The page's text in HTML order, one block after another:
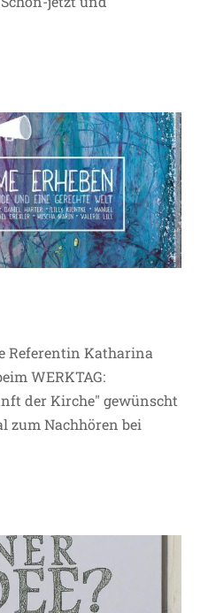
Referentin Katharina
WERKTAG:
der Kirche" gewünscht
zum Nachhören bei